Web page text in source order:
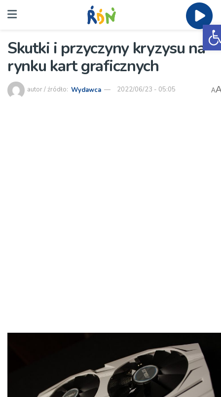
Skutki i przyczyny kryzysu na
rynku kart graficznych
autor / źródło: Wydawca 2022/06/23 - 05:05 A